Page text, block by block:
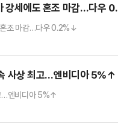
강세에도 혼조 마감…다우
혼조 마감…다우 0.2%↓
사상 최고…엔비디아 5%↑
…엔비디아 5%↑